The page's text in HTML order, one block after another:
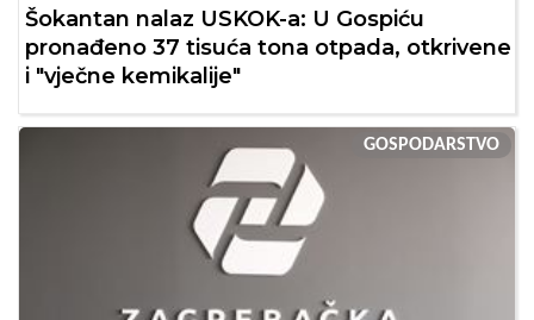
Šokantan nalaz USKOK-a: U Gospiću
pronađeno 37 tisuća tona otpada, otkrivene
i "vječne kemikalije"
GOSPODARSTVO